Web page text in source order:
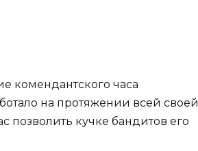
комендантского часа
на протяжении всей своей
позволить кучке бандитов его